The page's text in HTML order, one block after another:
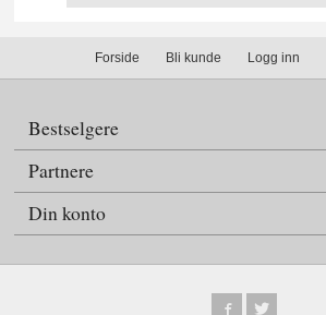
Forside Bli kunde Logg inn
Bestselgere
Partnere
Din konto